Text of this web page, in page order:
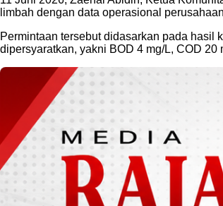
limbah dengan data operasional
Permintaan tersebut didasarkan pada hasil
dipersyaratkan, yakni BOD 4 mg/L, COD 20